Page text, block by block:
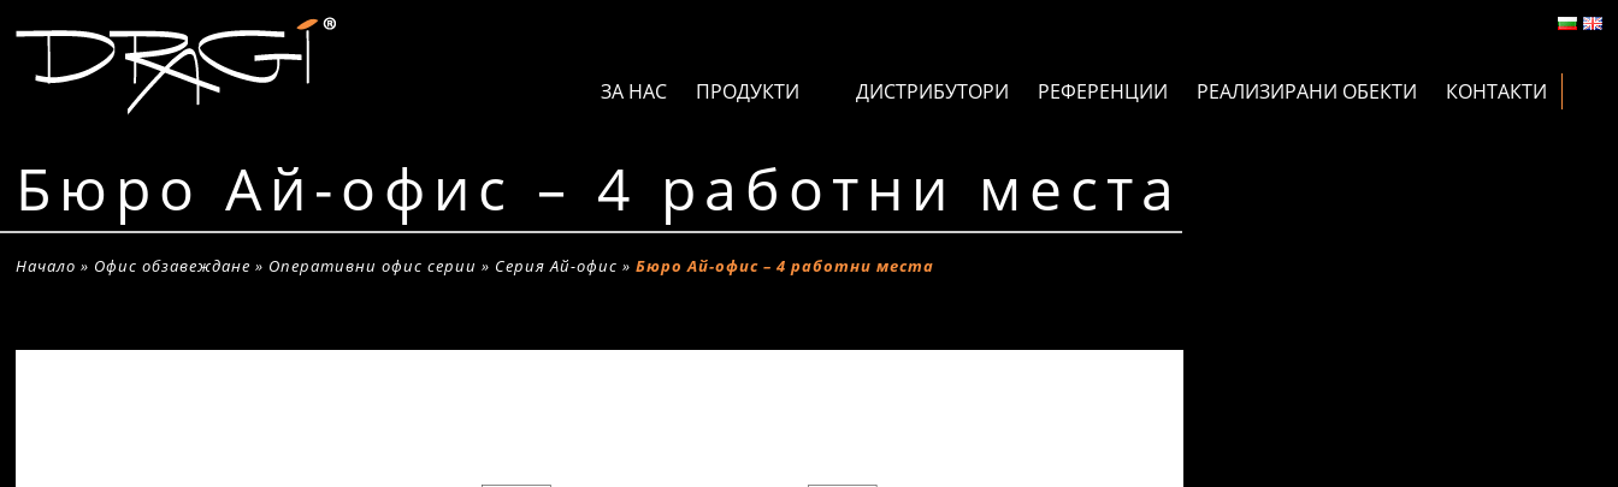
ЗА НАС ПРОДУКТИ ДИСТРИБУТОРИ РЕФЕРЕНЦИИ РЕАЛИЗИРАНИ ОБЕКТИ КОНТАКТИ
Бюро Ай-офис – 4 работни места
Начало » Офис обзавеждане » Оперативни офис серии » Серия Ай-офис »Бюро Ай-офис – 4 работни места